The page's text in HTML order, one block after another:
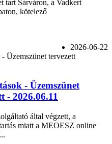
tart Sárváron, a Vadkert
kötelező
2026-06-22
- Üzemszünet
- 2026.06.11
által végzett, a
miatt a MEOESZ online